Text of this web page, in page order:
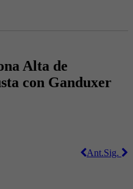
Alta de
con Ganduxer
Sig.
Ant.